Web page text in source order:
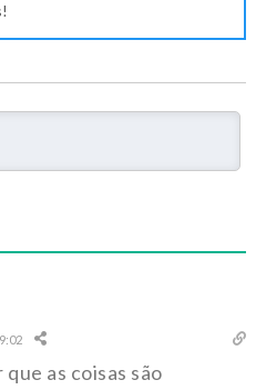
as coisas são